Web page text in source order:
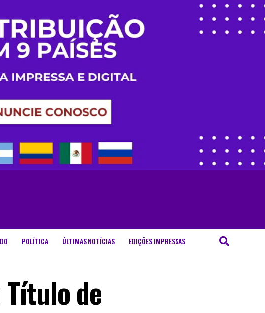
POLÍTICA ÚLTIMAS NOTÍCIAS EDIÇÕES IMPRESSAS
Título de